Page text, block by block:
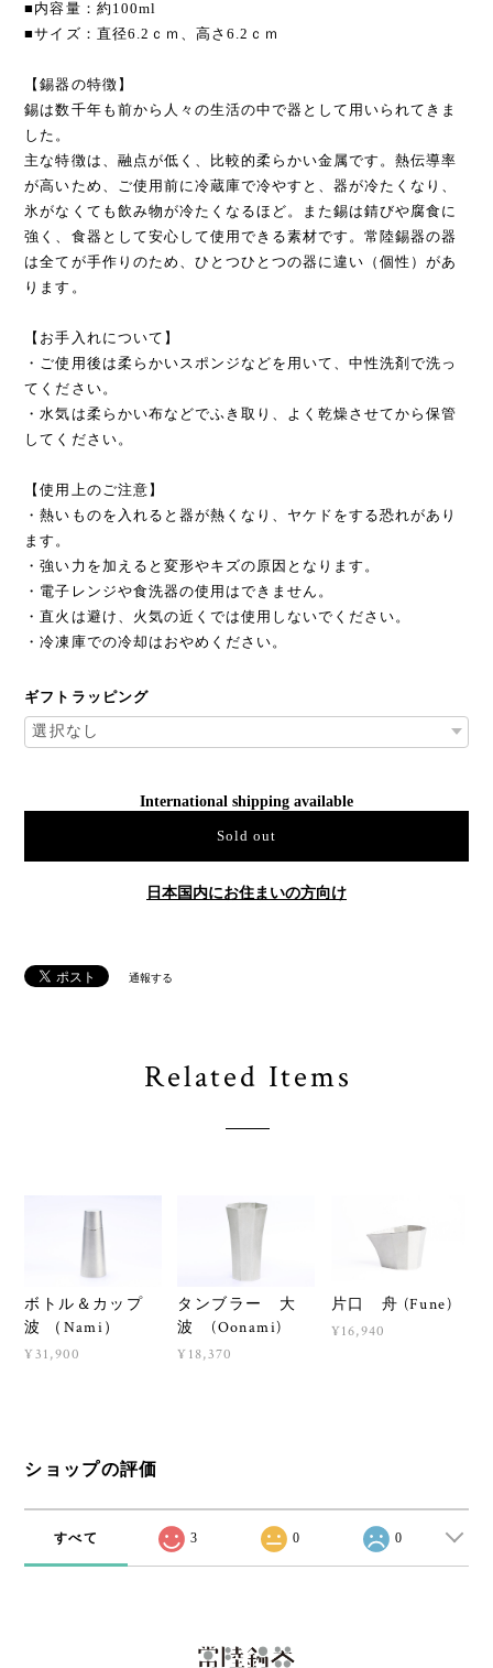
■内容量：約100ml
■サイズ：直径6.2ｃｍ、高さ6.2ｃｍ
【錫器の特徴】
錫は数千年も前から人々の生活の中で器として用いられてきま
した。
主な特徴は、融点が低く、比較的柔らかい金属です。熱伝導率
が高いため、ご使用前に冷蔵庫で冷やすと、器が冷たくなり、
氷がなくても飲み物が冷たくなるほど。また錫は錆びや腐食に
強く、食器として安心して使用できる素材です。常陸錫器の器
は全てが手作りのため、ひとつひとつの器に違い（個性）があ
ります。
【お手入れについて】
・ご使用後は柔らかいスポンジなどを用いて、中性洗剤で洗っ
てください。
・水気は柔らかい布などでふき取り、よく乾燥させてから保管
してください。
【使用上のご注意】
・熱いものを入れると器が熱くなり、ヤケドをする恐れがあり
ます。
・強い力を加えると変形やキズの原因となります。
・電子レンジや食洗器の使用はできません。
・直火は避け、火気の近くでは使用しないでください。
・冷凍庫での冷却はおやめください。
ギフトラッピング
International shipping available
Sold out
日本国内にお住まいの方向け
通報する
Related Items
ボトル＆カップ
波 （Nami）
¥31,900
タンブラー 大
波 (Oonami)
¥18,370
片口 舟 (Fune)
¥16,940
ショップの評価
すべて 3 0 0